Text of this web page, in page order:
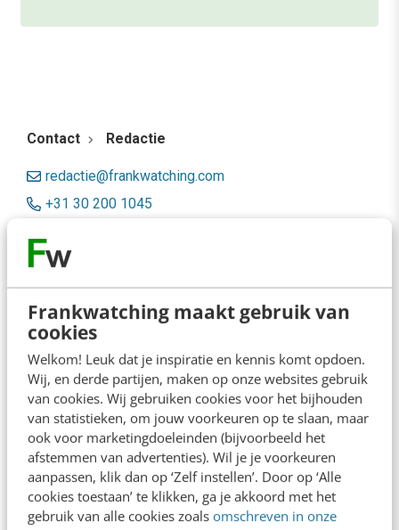
Frankwatching maakt gebruik van
cookies
Welkom! Leuk dat je inspiratie en kennis komt opdoen.
Wij, en derde partijen, maken op onze websites gebruik
van cookies. Wij gebruiken cookies voor het bijhouden
van statistieken, om jouw voorkeuren op te slaan, maar
ook voor marketingdoeleinden (bijvoorbeeld het
afstemmen van advertenties). Wil je je voorkeuren
aanpassen, klik dan op ‘Zelf instellen’. Door op ‘Alle
cookies toestaan’ te klikken, ga je akkoord met het
gebruik van alle cookies zoals omschreven in onze
Contact Redactie
redactie@frankwatching.com
+31 30 200 1045
Meer contactopties
Frankwatching
Adverteren
Contact
Nieuwsbrieven
Over ons
Ons team
Werken bij